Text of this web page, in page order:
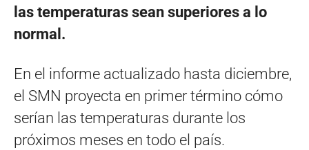
las temperaturas sean superiores a lo
normal.
En el informe actualizado hasta diciembre,
el SMN proyecta en primer término cómo
serían las temperaturas durante los
próximos meses en todo el país.